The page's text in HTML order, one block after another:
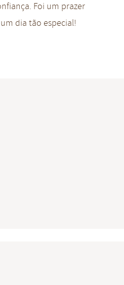
Foi um prazer
dia tão especial!